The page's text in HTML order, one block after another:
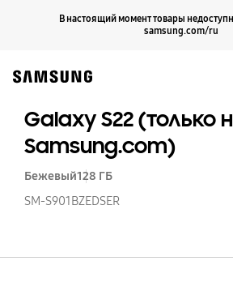
В настоящий момент товары
samsung.com/ru
Galaxy S22 (только
Samsung.com)
Бежевый128 ГБ
SM-S901BZEDSER